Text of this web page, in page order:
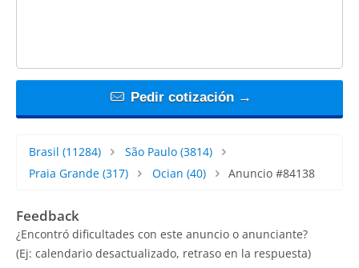
Pedir cotización →
Brasil (11284) São Paulo(3814)
Praia Grande (317) Ocian (40) Anuncio #84138
Feedback
¿Encontró dificultades con este anuncio o anunciante?
(Ej: calendario desactualizado, retraso en la respuesta)